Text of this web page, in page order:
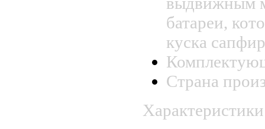
батареи,
куска
Страна
Характеристики